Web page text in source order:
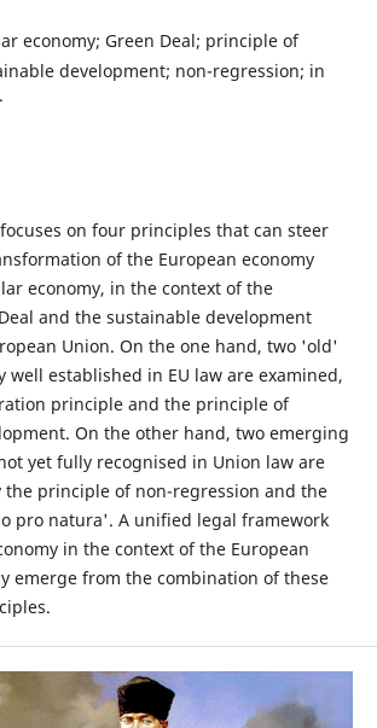
economy; Green Deal; principle of
development; non-regression; in
on four principles that can steer
of the European economy
economy, in the context of the
and the sustainable development
Union. On the one hand, two 'old'
well established in EU law are examined,
principle and the principle of
On the other hand, two emerging
yet fully recognised in Union law are
the principle of non-regression and the
pro natura'. A unified legal framework
in the context of the European
emerge from the combination of these